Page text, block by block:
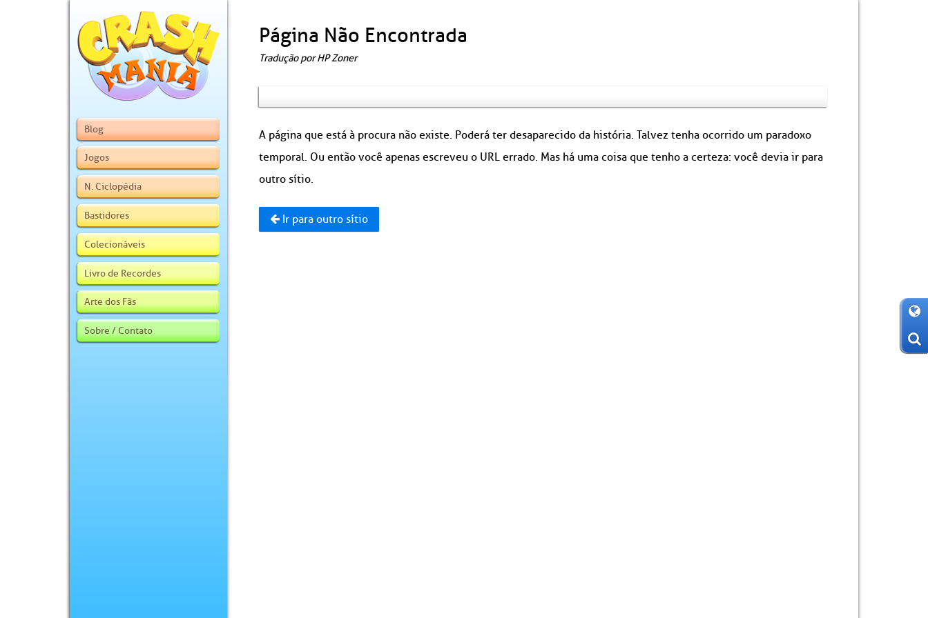
Blog
Jogos
N. Ciclopédia
Bastidores
Colecionáveis
Livro de Recordes
Arte dos Fãs
Sobre / Contato
Página Não Encontrada
Tradução por HP Zoner
A página que está à procura não existe. Poderá ter desaparecido da história. Talvez tenha ocorrido um paradoxo
temporal. Ou então você apenas escreveu o URL errado. Mas há uma coisa que tenho a certeza: você devia ir para
outro sítio.
Ir para outro sítio